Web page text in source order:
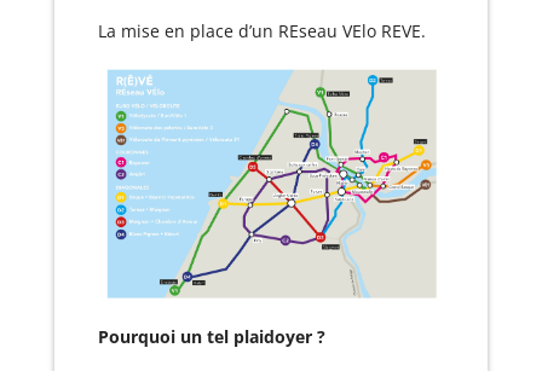
La mise en place d’un REseau VElo REVE.
Pourquoi un tel plaidoyer ?